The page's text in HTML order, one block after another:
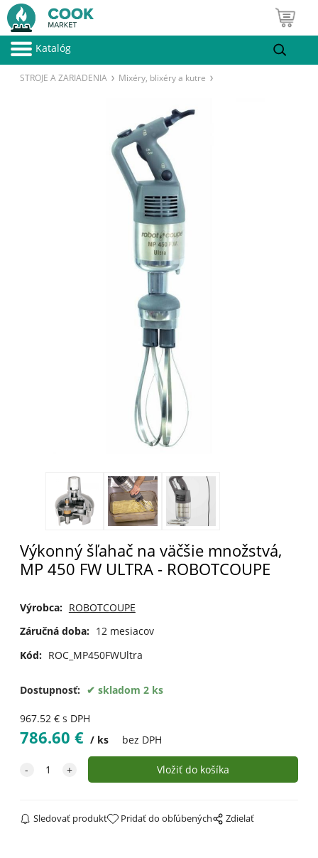
Katalóg
STROJE A ZARIADENIA Mixéry, blixéry a kutre
Výkonný šľahač na väčšie množstvá,
MP 450 FW ULTRA - ROBOTCOUPE
Výrobca: ROBOTCOUPE
Záručná doba: 12 mesiacov
Kód: ROC_MP450FWUltra
Dostupnosť: skladom 2 ks
967.52 € s DPH
786.60 € ks bez DPH
Sledovať produkt Pridať do obľúbených Zdielať